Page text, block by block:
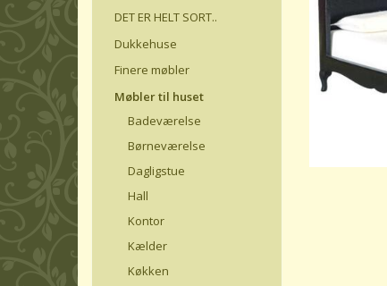
DET ER HELT SORT..
Dukkehuse
Finere møbler
Møbler til huset
Badeværelse
Børneværelse
Dagligstue
Hall
Kontor
Kælder
Køkken